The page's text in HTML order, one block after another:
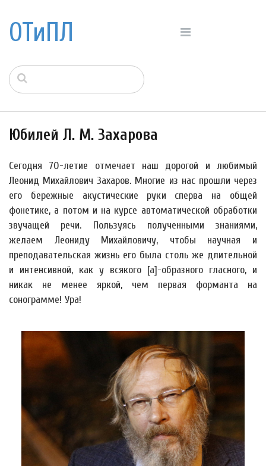
ОТиПЛ
Юбилей Л. М. Захарова
Сегодня 70-летие отмечает наш дорогой и любимый
Леонид Михайлович Захаров. Многие из нас прошли через
его бережные акустические руки сперва на общей
фонетике, а потом и на курсе автоматической обработки
звучащей речи. Пользуясь полученными знаниями,
желаем Леониду Михайловичу, чтобы научная и
преподавательская жизнь его была столь же длительной
и интенсивной, как у всякого [а]-образного гласного, и
никак не менее яркой, чем первая форманта на
сонограмме! Ура!